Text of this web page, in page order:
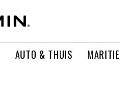
AUTO & THUIS